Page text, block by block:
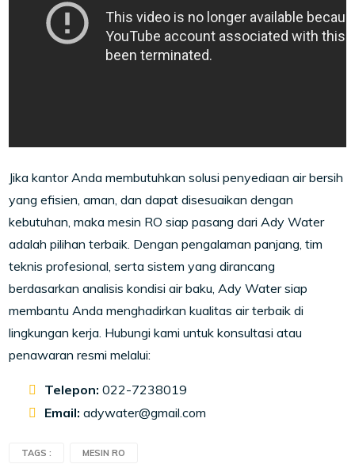
Jika kantor Anda membutuhkan solusi penyediaan air bersih
yang efisien, aman, dan dapat disesuaikan dengan
kebutuhan, maka mesin RO siap pasang dari Ady Water
adalah pilihan terbaik. Dengan pengalaman panjang, tim
teknis profesional, serta sistem yang dirancang
berdasarkan analisis kondisi air baku, Ady Water siap
membantu Anda menghadirkan kualitas air terbaik di
lingkungan kerja. Hubungi kami untuk konsultasi atau
penawaran resmi melalui:
Telepon: 022-7238019
Email: adywater@gmail.com
TAGS : MESIN RO